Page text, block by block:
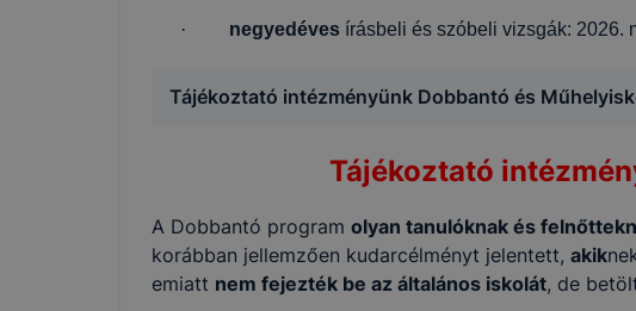
· negyedéves írásbeli és szóbeli vizsgák: 2026.
Tájékoztató intézményünk Dobbantó és
Tájékoztató
A Dobbantó program olyan tanulóknak és
korábban jellemzően kudarcélményt jelentett, akik
emiatt nem fejezték be az általános iskolát, de